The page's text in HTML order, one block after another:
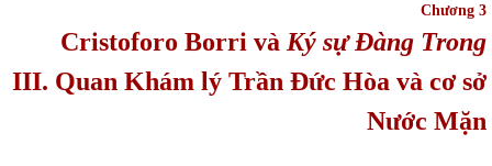
Chương 3
Cristoforo Borri và Ký sựĐàng Trong
III. Quan Khám lý Trần Đức Hòa và cơ sở
Nước Mặn